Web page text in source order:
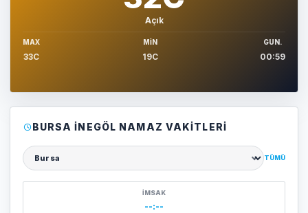
Açık
MAX
33C
MIN
19C
GUN.
00:59
BURSA İNEGÖL NAMAZ VAKITLERI
Şehir seçin
TÜMÜ
İMSAK
--:--